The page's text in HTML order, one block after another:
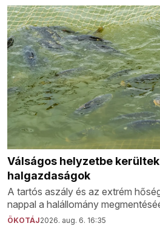
Válságos helyzetbe
halgazdaságok
A tartós aszály és az extrém
nappal a halállomány
ÖKOTÁJ2026. aug. 6. 16:35